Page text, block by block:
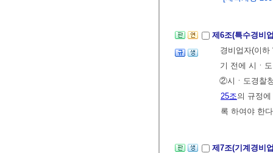
제6조(특수경비
경비업자(이하
기 전에 시ㆍ
②시ㆍ도경찰
25조의 규정
록 하여야 한
제7조(기계경비